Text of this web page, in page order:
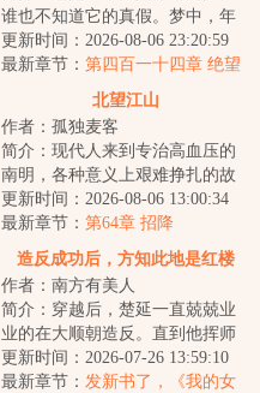
谁也不知道它的真假。梦中，年
近退休的陈常在，魂穿到了一个
将死之人的身上...
更新时间：2026-08-06 23:20:59
最新章节： 第四百一十四章 绝望
北望江山
作者：孤独麦客
简介：现代人来到专治高血压的
南明，各种意义上艰难挣扎的故
事。...
更新时间：2026-08-06 13:00:34
最新章节： 第64章 招降
造反成功后，方知此地是红楼
作者：南方有美人
简介：穿越后，楚延一直兢兢业
业的在大顺朝造反。直到他挥师
北伐，二十万大军围困京城时，
才猛然发现，这...
更新时间：2026-07-26 13:59:10
最新章节： 发新书了，《我的女